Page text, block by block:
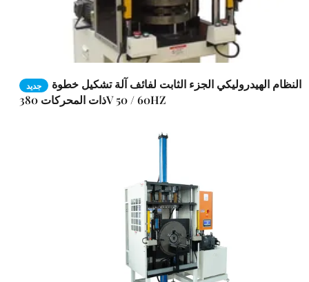
جديد
النظام الهيدروليكي الجزء الثابت لفائف آلة تشكيل خطوة
ذات المحركات 380V 50 / 60HZ